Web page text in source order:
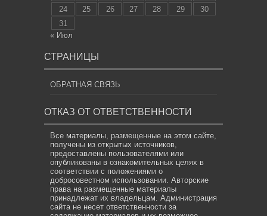
24
25 26 27 28 29
30
31
« Июл
СТРАНИЦЫ
ОБРАТНАЯ СВЯЗЬ
ОТКАЗ ОТ ОТВЕТСТВЕННОСТИ
Все материалы, размещенные на этом сайте,
получены из открытых источников,
предоставлены пользователями или
опубликованы в ознакомительных целях в
соответствии с положениями о
добросовестном использовании. Авторские
права на размещенные материалы
принадлежат их владельцам. Администрация
сайта не несет ответственности за